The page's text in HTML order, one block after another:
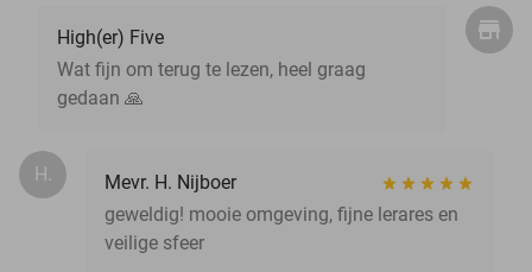
High(er) Five
Wat fijn om terug te lezen, heel graag
gedaan 🙏
H.
Mevr. H. Nijboer
geweldig! mooie omgeving, fijne lerares en
veilige sfeer